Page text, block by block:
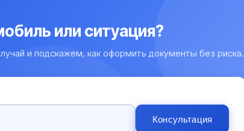
или ситуация?
и подскажем, как оформить документы без риска.
Консультация